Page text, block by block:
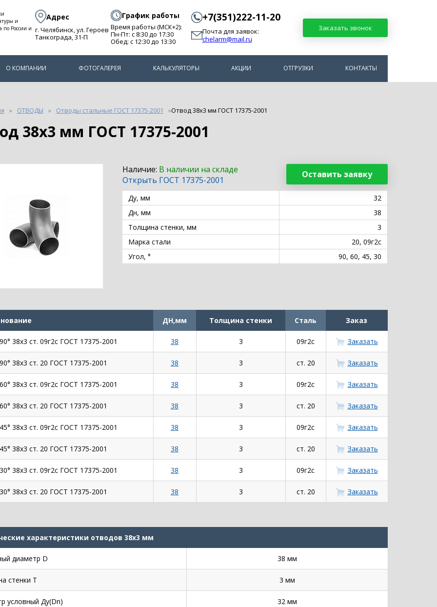
и
по России и
Адрес
г. Челябинск, ул. Героев
Танкограда, 31-П
График работы
Время работы (МСК+2):
Пн-Пт: с 8:30 до 17:30
Обед: с 12:30 до 13:30
+7(351)222-11-20
Почта для заявок:
chelarm@mail.ru
Заказать звонок
О КОМПАНИИ ФОТОГАЛЕРЕЯ КАЛЬКУЛЯТОРЫ АКЦИИ ОТГРУЗКИ КОНТАКТЫ
ОТВОДЫ Отводы стальные ГОСТ 17375-2001 Отвод 38х3 мм ГОСТ 17375-2001
38х3 мм ГОСТ 17375-2001
Наличие: В наличии на складе
Открыть ГОСТ 17375-2001
Оставить заявку
Ду, мм
32
Дн, мм
38
Толщина стенки, мм
3
Марка стали
20, 09г2с
Угол, °
90, 60, 45, 30
ДН,мм Толщина стенки Сталь Заказ
38х3 ст. 09г2с ГОСТ 17375-2001 38 3 09г2с Заказать
38х3 ст. 20 ГОСТ 17375-2001 38 3 ст. 20 Заказать
38х3 ст. 09г2с ГОСТ 17375-2001 38 3 09г2с Заказать
38х3 ст. 20 ГОСТ 17375-2001 38 3 ст. 20 Заказать
38х3 ст. 09г2с ГОСТ 17375-2001 38 3 09г2с Заказать
38х3 ст. 20 ГОСТ 17375-2001 38 3 ст. 20 Заказать
38х3 ст. 09г2с ГОСТ 17375-2001 38 3 09г2с Заказать
38х3 ст. 20 ГОСТ 17375-2001 38 3 ст. 20 Заказать
характеристики отводов 38х3 мм
диаметр D 38 мм
стенки Т 3 мм
условный Ду(Dn) 32 мм